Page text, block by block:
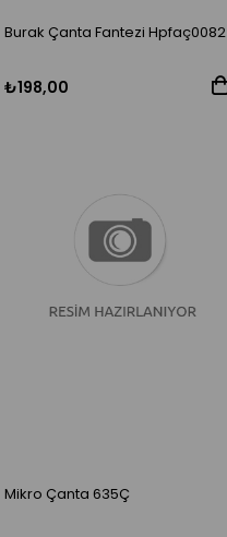
Burak Çanta Fantezi Hpfaç0082
₺198,00
Mikro Çanta 635Ç